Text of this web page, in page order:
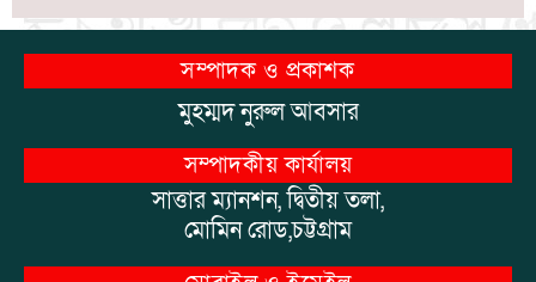
সম্পাদক ও প্রকাশক
মুহম্মদ নুরুল আবসার
সম্পাদকীয় কার্যালয়
সাত্তার ম্যানশন, দ্বিতীয় তলা,
মোমিন রোড,চট্টগ্রাম